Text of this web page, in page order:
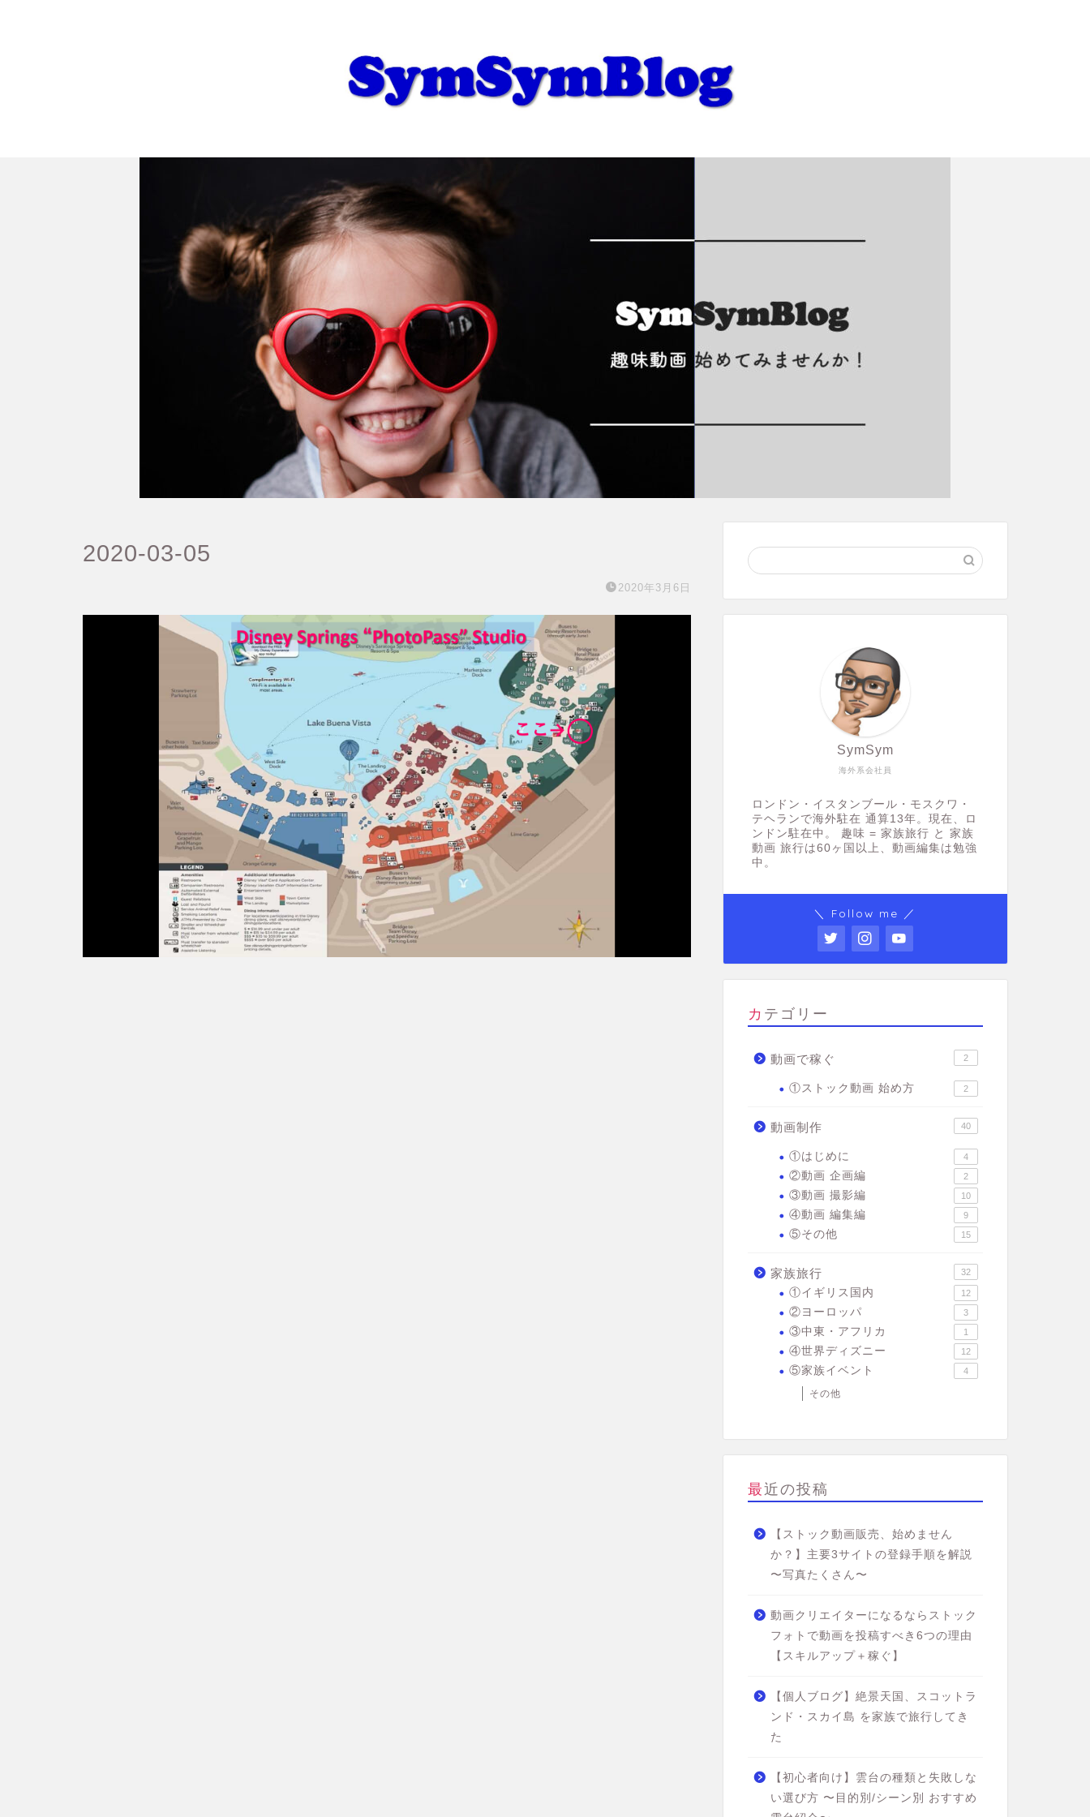
2020-03-05
2020年3月6日
海外系会社員
SymSym
ロンドン・イスタンブール・モスクワ・
テヘランで海外駐在 通算13年。現在、ロ
ンドン駐在中。 趣味 = 家族旅行 と 家族
動画 旅行は60ヶ国以上、動画編集は勉強
中。
＼ Follow me ／
カテゴリー
動画で稼ぐ 2
①ストック動画 始め方 2
動画制作 40
①はじめに 4
②動画 企画編 2
③動画 撮影編 10
④動画 編集編 9
⑤その他 15
家族旅行 32
①イギリス国内 12
②ヨーロッパ 3
③中東・アフリカ 1
④世界ディズニー 12
⑤家族イベント 4
その他
最近の投稿
【ストック動画販売、始めません
か？】主要3サイトの登録手順を解説
〜写真たくさん〜
動画クリエイターになるならストック
フォトで動画を投稿すべき6つの理由
【スキルアップ＋稼ぐ】
【個人ブログ】絶景天国、スコットラ
ンド・スカイ島 を家族で旅行してき
た
【初心者向け】雲台の種類と失敗しな
い選び方 〜目的別/シーン別 おすすめ